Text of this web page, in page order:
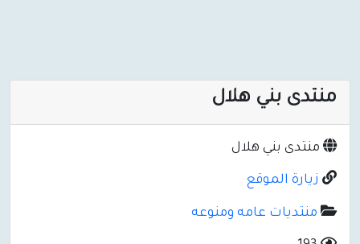
منتدى بني هلال
منتدى بني هلال
زيارة الموقع
منتديات عامه ومنوعه